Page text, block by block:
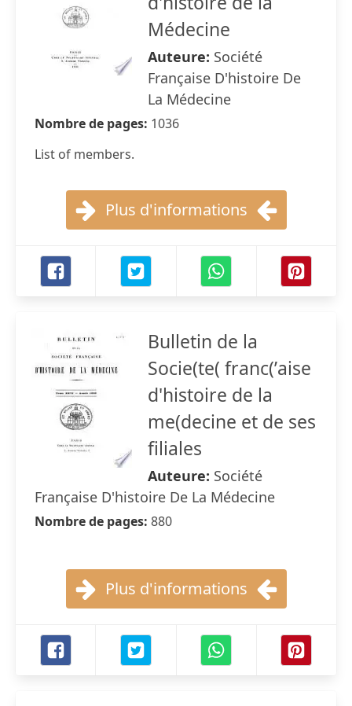
Médecine
Auteure: Société
Française D'histoire De
La Médecine
Nombre de pages: 1036
List of members.
Plus d'informations
Bulletin de la
Socie(te( franc(ʹaise
d'histoire de la
me(decine et de ses
filiales
Auteure: Société
Française D'histoire De La Médecine
Nombre de pages: 880
Plus d'informations